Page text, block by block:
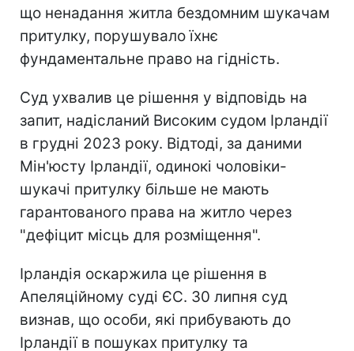
що ненадання житла бездомним шукачам
притулку, порушувало їхнє
фундаментальне право на гідність.
Суд ухвалив це рішення у відповідь на
запит, надісланий Високим судом Ірландії
в грудні 2023 року. Відтоді, за даними
Мін'юсту Ірландії, одинокі чоловіки-
шукачі притулку більше не мають
гарантованого права на житло через
"дефіцит місць для розміщення".
Ірландія оскаржила це рішення в
Апеляційному суді ЄС. 30 липня суд
визнав, що особи, які прибувають до
Ірландії в пошуках притулку та